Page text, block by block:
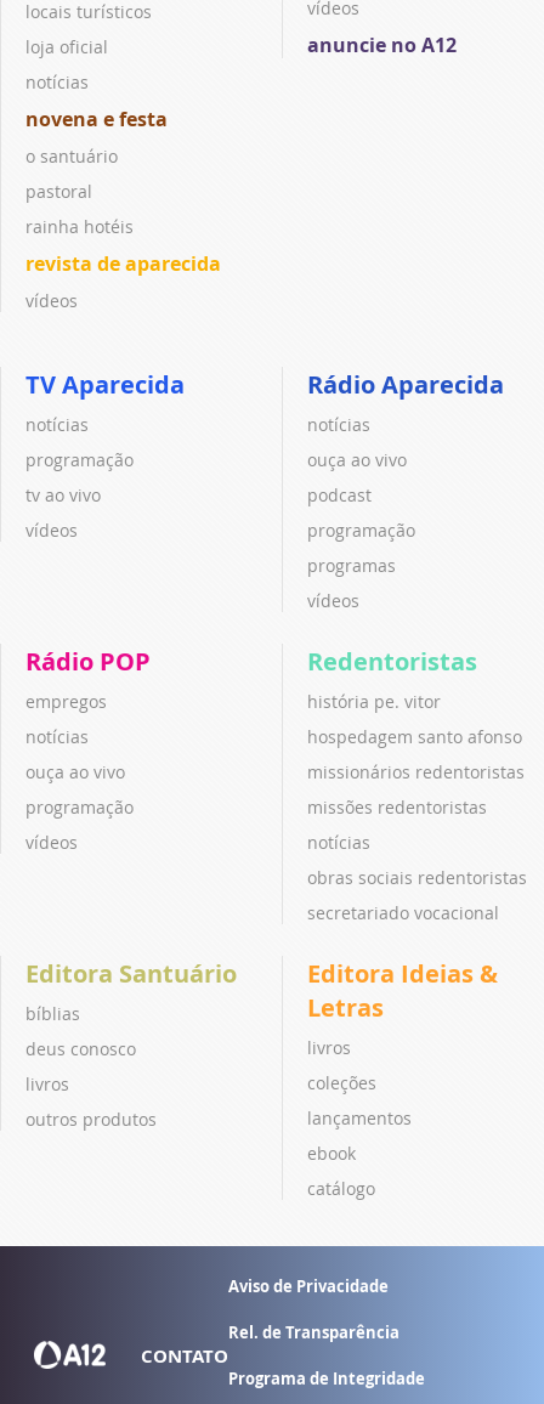
locais turísticos
loja oficial
notícias
novena e festa
o santuário
pastoral
rainha hotéis
revista de aparecida
vídeos
vídeos
anuncie no A12
TV Aparecida
notícias
programação
tv ao vivo
vídeos
Rádio Aparecida
notícias
ouça ao vivo
podcast
programação
programas
vídeos
Rádio POP
empregos
notícias
ouça ao vivo
programação
vídeos
Redentoristas
história pe. vitor
hospedagem santo afonso
missionários redentoristas
missões redentoristas
notícias
obras sociais redentoristas
secretariado vocacional
Editora Santuário
bíblias
deus conosco
livros
outros produtos
Editora Ideias &
Letras
livros
coleções
lançamentos
ebook
catálogo
CONTATO
Aviso de Privacidade
Rel. de Transparência
Programa de Integridade